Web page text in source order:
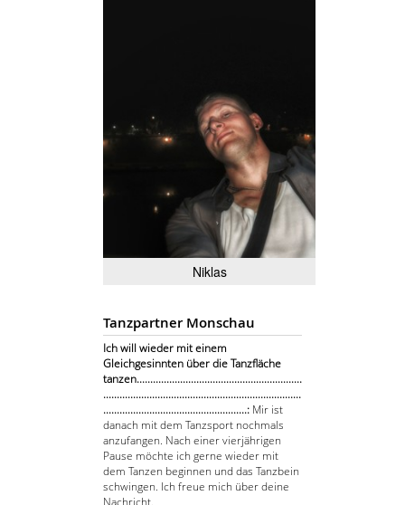
Niklas
Tanzpartner Monschau
Ich will wieder mit einem
Gleichgesinnten über die Tanzfläche
tanzen.............................................................
.........................................................................
.....................................................: Mir ist
danach mit dem Tanzsport nochmals
anzufangen. Nach einer vierjährigen
Pause möchte ich gerne wieder mit
dem Tanzen beginnen und das Tanzbein
schwingen. Ich freue mich über deine